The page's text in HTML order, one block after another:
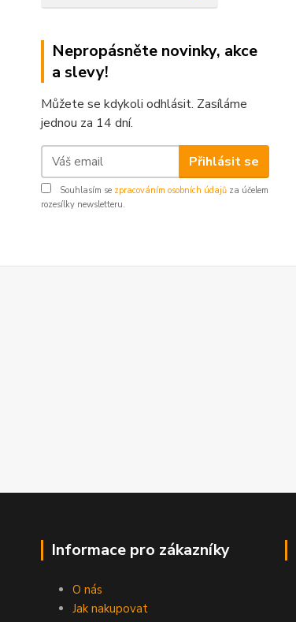
Nepropásněte novinky, akce
a slevy!
Můžete se kdykoli odhlásit. Zasíláme
jednou za 14 dní.
Přihlásit se
Souhlasím se zpracováním osobních údajů za účelem
rozesílky newsletteru.
Informace pro zákazníky
O nás
Jak nakupovat